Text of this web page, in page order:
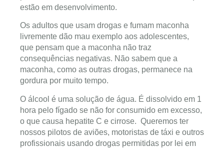
estão em desenvolvimento.
Os adultos que usam drogas e fumam maconha
livremente dão mau exemplo aos adolescentes,
que pensam que a maconha não traz
consequências negativas. Não sabem que a
maconha, como as outras drogas, permanece na
gordura por muito tempo.
O álcool é uma solução de água. É dissolvido em 1
hora pelo fígado se não for consumido em excesso,
o que causa hepatite C e cirrose. Queremos ter
nossos pilotos de aviões, motoristas de táxi e outros
profissionais usando drogas permitidas por lei em